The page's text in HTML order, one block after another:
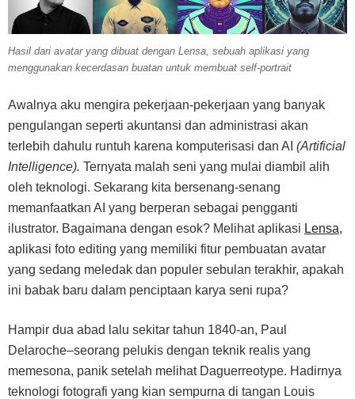
Hasil dari avatar yang dibuat dengan Lensa, sebuah aplikasi yang
menggunakan kecerdasan buatan untuk membuat self-portrait
Awalnya aku mengira pekerjaan-pekerjaan yang banyak
pengulangan seperti akuntansi dan administrasi akan
terlebih dahulu runtuh karena komputerisasi dan AI (Artificial
Intelligence). Ternyata malah seni yang mulai diambil alih
oleh teknologi. Sekarang kita bersenang-senang
memanfaatkan AI yang berperan sebagai pengganti
ilustrator. Bagaimana dengan esok? Melihat aplikasi Lensa,
aplikasi foto editing yang memiliki fitur pembuatan avatar
yang sedang meledak dan populer sebulan terakhir, apakah
ini babak baru dalam penciptaan karya seni rupa?
Hampir dua abad lalu sekitar tahun 1840-an, Paul
Delaroche–seorang pelukis dengan teknik realis yang
memesona, panik setelah melihat Daguerreotype. Hadirnya
teknologi fotografi yang kian sempurna di tangan Louis